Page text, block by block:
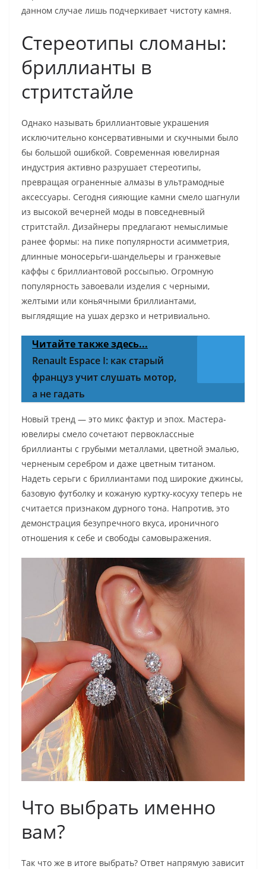
данном случае лишь подчеркивает чистоту камня.
Стереотипы сломаны:
бриллианты в
стритстайле
Однако называть бриллиантовые украшения
исключительно консервативными и скучными было
бы большой ошибкой. Современная ювелирная
индустрия активно разрушает стереотипы,
превращая ограненные алмазы в ультрамодные
аксессуары. Сегодня сияющие камни смело шагнули
из высокой вечерней моды в повседневный
стритстайл. Дизайнеры предлагают немыслимые
ранее формы: на пике популярности асимметрия,
длинные моносерьги-шандельеры и гранжевые
каффы с бриллиантовой россыпью. Огромную
популярность завоевали изделия с черными,
желтыми или коньячными бриллиантами,
выглядящие на ушах дерзко и нетривиально.
Читайте также здесь...
Renault Espace I: как старый
француз учит слушать мотор,
а не гадать
Новый тренд — это микс фактур и эпох. Мастера-
ювелиры смело сочетают первоклассные
бриллианты с грубыми металлами, цветной эмалью,
черненым серебром и даже цветным титаном.
Надеть серьги с бриллиантами под широкие джинсы,
базовую футболку и кожаную куртку-косуху теперь не
считается признаком дурного тона. Напротив, это
демонстрация безупречного вкуса, ироничного
отношения к себе и свободы самовыражения.
Что выбрать именно
вам?
Так что же в итоге выбрать? Ответ напрямую зависит